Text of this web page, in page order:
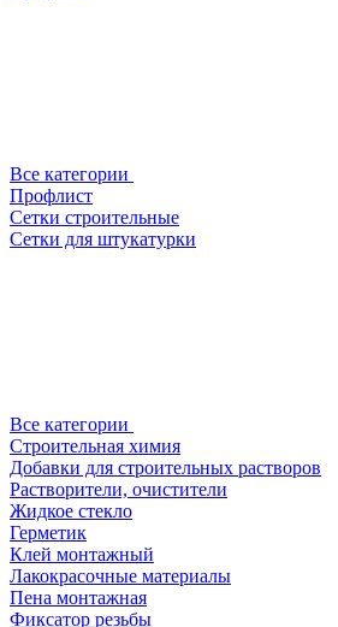
Все категории
Профлист
Сетки строительные
Сетки для штукатурки
Все категории
Строительная химия
Добавки для строительных растворов
Растворители, очистители
Жидкое стекло
Герметик
Клей монтажный
Лакокрасочные материалы
Пена монтажная
Фиксатор резьбы